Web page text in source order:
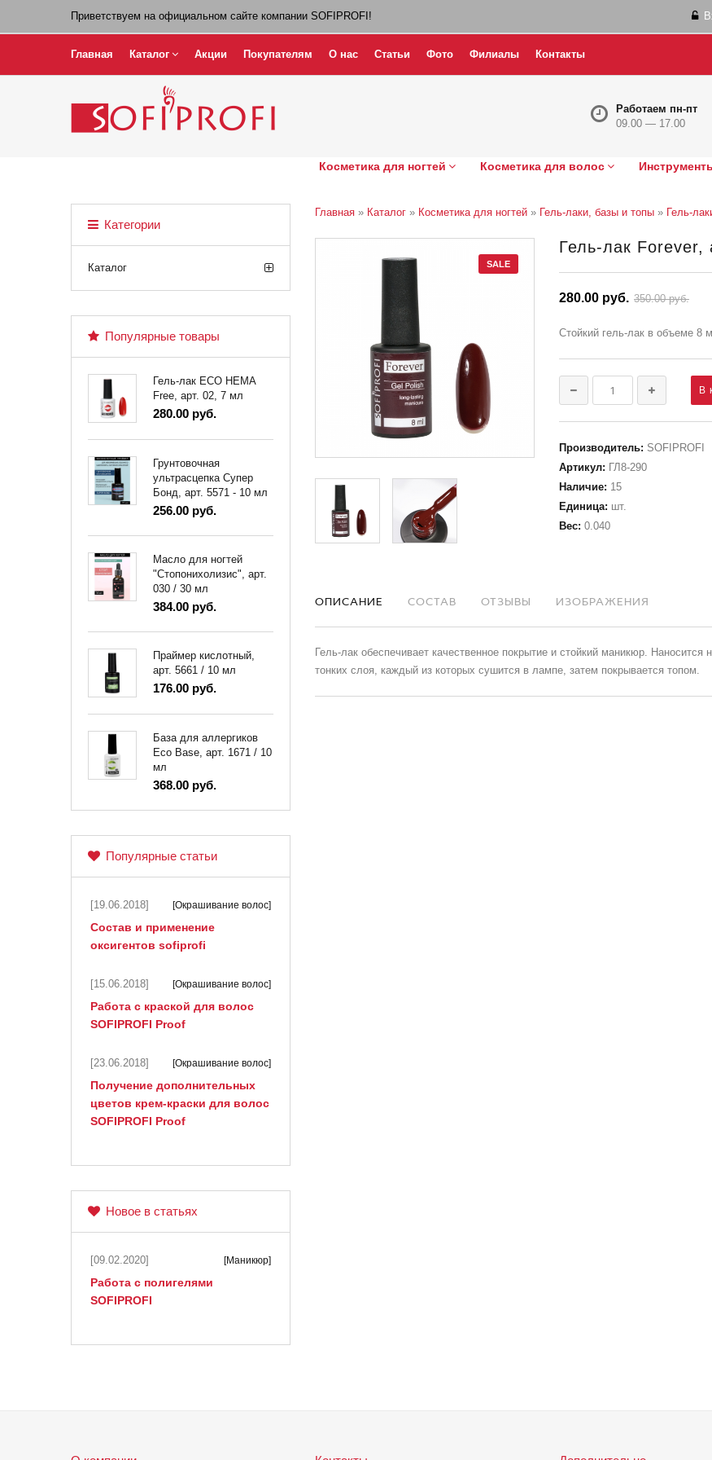
Приветствуем на официальном сайте компании SOFIPROFI!
Главная Каталог Акции Покупателям О нас Статьи Фото Филиалы Контакты
Работаем пн-пт
09.00 — 17.00
Косметика для ногтей Косметика для волос
Главная » Каталог » Косметика для ногтей » Гель-лаки, базы и топы » Гель-
SALE
Гель-лак Forever,
280.00 руб. 350.00 руб.
Стойкий гель-лак в объеме 8
Производитель: SOFIPROFI
Артикул: ГЛ8-290
Наличие: 15
Единица: шт.
Вес: 0.040
ОПИСАНИЕ СОСТАВ ОТЗЫВЫ ИЗОБРАЖЕНИЯ
Гель-лак обеспечивает качественное покрытие и стойкий маникюр.
тонких слоя, каждый из которых сушится в лампе, затем покрывается топом.
Категории
Каталог
Популярные товары
Гель-лак ECO HEMA
Free, арт. 02, 7 мл
280.00 руб.
Грунтовочная
ультрасцепка Супер
Бонд, арт. 5571 - 10 мл
256.00 руб.
Масло для ногтей
"Стопонихолизис", арт.
030 / 30 мл
384.00 руб.
Праймер кислотный,
арт. 5661 / 10 мл
176.00 руб.
База для аллергиков
Eco Base, арт. 1671 / 10
мл
368.00 руб.
Популярные статьи
[19.06.2018] [Окрашивание волос]
Состав и применение
оксигентов sofiprofi
[15.06.2018] [Окрашивание волос]
Работа с краской для волос
SOFIPROFI Proof
[23.06.2018] [Окрашивание волос]
Получение дополнительных
цветов крем-краски для волос
SOFIPROFI Proof
Новое в статьях
[09.02.2020] [Маникюр]
Работа с полигелями
SOFIPROFI